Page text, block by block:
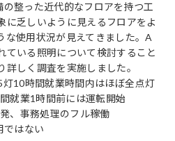
整った近代的なフロアを持つ工
に乏しいように見えるフロアをよ
な使用状況が見えてきました。A
ている照明について検討すること
しく調査を実施しました。
10時間就業時間内はほぼ全点灯
就業1時間前には運転開始
、事務処理のフル稼働
ではない